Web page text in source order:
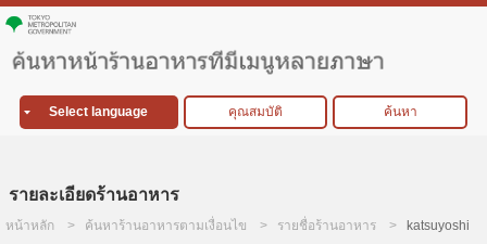
Select language คุณสมบัติ ค้นหา
รายละเอียดร้านอาหาร
หน้าหลัก ค้นหาร้านอาหารตามเงื่อนไข รายชื่อร้านอาหาร katsuyoshi